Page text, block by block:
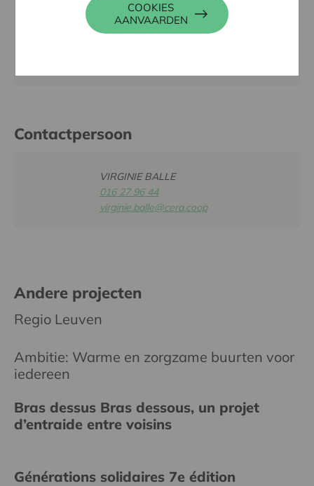
1050 ELSENE
02 893 08 08
Contactpersoon
VIRGINIE BALLE
016 27 96 44
virginie.balle@cera.coop
Andere projecten
Regio Leuven
Ambitie: Warme en zorgzame buurten voor
iedereen
Bras dessus Bras dessous, un projet
d’entraide entre voisins
Générations solidaires 7e édition
COOKIES
AANVAARDEN